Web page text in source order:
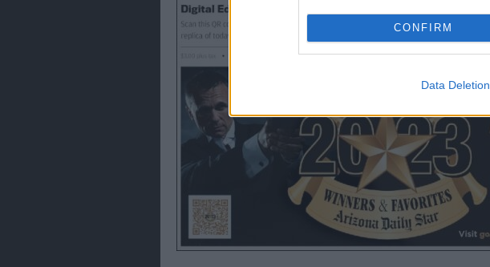
CONFIRM
Data Deletion